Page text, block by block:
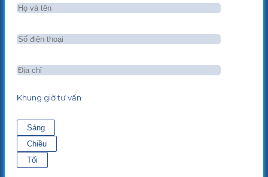
Khung giờ tư vấn
Sáng
Chiều
Tối